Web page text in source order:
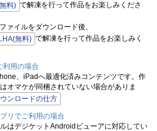
料) で解凍を行って作品をお楽しみくださ
ァイルをダウンロード後、
無料) で解凍を行って作品をお楽しみく
利用の場合
、iPadへ最適化済みコンテンツです。作
オマケが同梱されていない場合がありま
ンロードの仕方
リでご利用の場合
はデジケットAndroidビューアに対応してい